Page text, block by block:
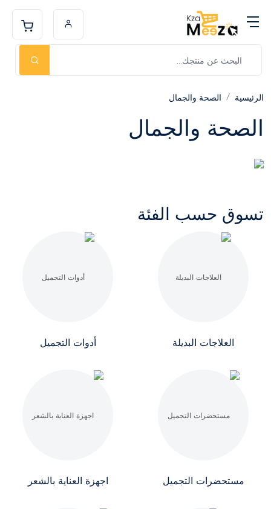
الرئيسية الصحة والجمال
الصحة والجمال
تسوق حسب الفئة
العلاجات البديلة أدوات التجميل
مستحضرات التجميل اجهزة العناية بالشعر